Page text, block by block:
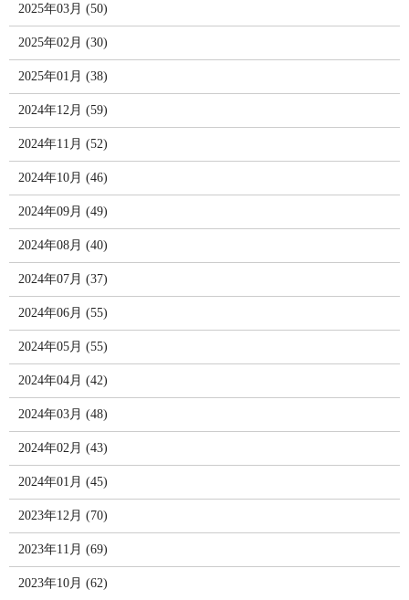
2025年03月 (50)
2025年02月 (30)
2025年01月 (38)
2024年12月 (59)
2024年11月 (52)
2024年10月 (46)
2024年09月 (49)
2024年08月 (40)
2024年07月 (37)
2024年06月 (55)
2024年05月 (55)
2024年04月 (42)
2024年03月 (48)
2024年02月 (43)
2024年01月 (45)
2023年12月 (70)
2023年11月 (69)
2023年10月 (62)